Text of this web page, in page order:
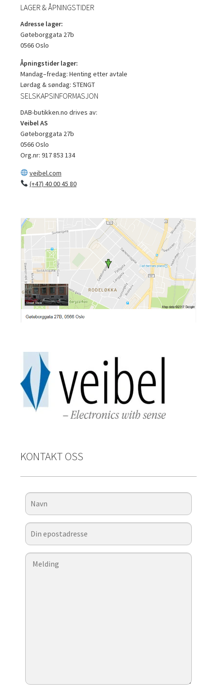
LAGER & ÅPNINGSTIDER
Adresse lager:
Gøteborggata 27b
0566 Oslo
Åpningstider lager:
Mandag–fredag: Henting etter avtale
Lørdag & søndag: STENGT
SELSKAPSINFORMASJON
DAB-butikken.no drives av:
Veibel AS
Gøteborggata 27b
0566 Oslo
Org.nr: 917 853 134
veibel.com
(+47) 40 00 45 80
KONTAKT OSS